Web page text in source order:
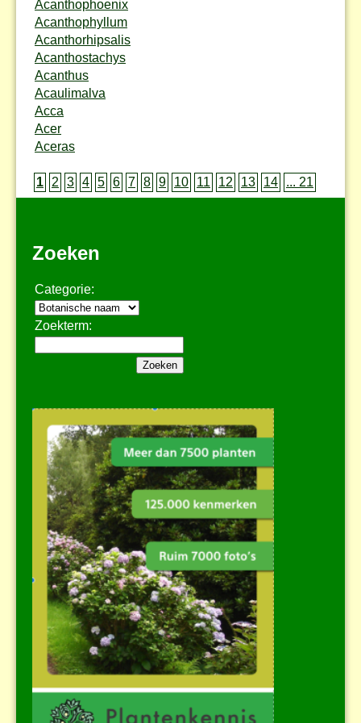
Acanthophoenix
Acanthophyllum
Acanthorhipsalis
Acanthostachys
Acanthus
Acaulimalva
Acca
Acer
Aceras
1 2 3 4 5 6 7 8 9 10 11 12 13 14 ... 21
Zoeken
Categorie:
Zoekterm: